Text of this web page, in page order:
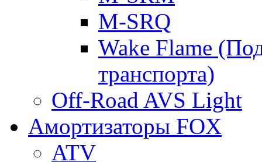
M-SRQ
Wake Flame
транспорта)
Off-Road AVS Light
Амортизаторы FOX
ATV